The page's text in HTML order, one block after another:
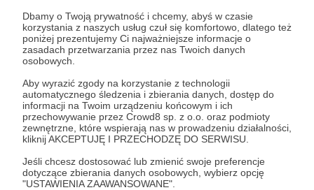
Dbamy o Twoją prywatność i chcemy, abyś w czasie
korzystania z naszych usług czuł się komfortowo, dlatego też
poniżej prezentujemy Ci najważniejsze informacje o
zasadach przetwarzania przez nas Twoich danych
osobowych.
Aby wyrazić zgody na korzystanie z technologii
automatycznego śledzenia i zbierania danych, dostęp do
informacji na Twoim urządzeniu końcowym i ich
przechowywanie przez Crowd8 sp. z o.o. oraz podmioty
zewnętrzne, które wspierają nas w prowadzeniu działalności,
kliknij AKCEPTUJĘ I PRZECHODZĘ DO SERWISU.
Jeśli chcesz dostosować lub zmienić swoje preferencje
dotyczące zbierania danych osobowych, wybierz opcję
"USTAWIENIA ZAAWANSOWANE".
07.08.2025 Brak komentarzy
Lasery
Ukraiński „parasol” OPL jest coraz bardziej dziurawy.
Zapasy rakiet przeciwlotniczych topnieją w
zastraszającym tempie.